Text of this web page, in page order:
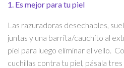
​1. Es mejor para tu piel
Las razuradoras desechables,
juntas y una barrita/cauchito al
piel para luego eliminar el vello.
cuchillas contra tu piel, pásala